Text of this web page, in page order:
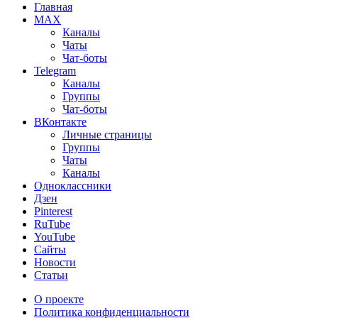
Главная
MAX
Каналы
Чаты
Чат-боты
Telegram
Каналы
Группы
Чат-боты
ВКонтакте
Личные страницы
Группы
Чаты
Каналы
Одноклассники
Дзен
Pinterest
RuTube
YouTube
Сайты
Новости
Статьи
О проекте
Политика конфиденциальности